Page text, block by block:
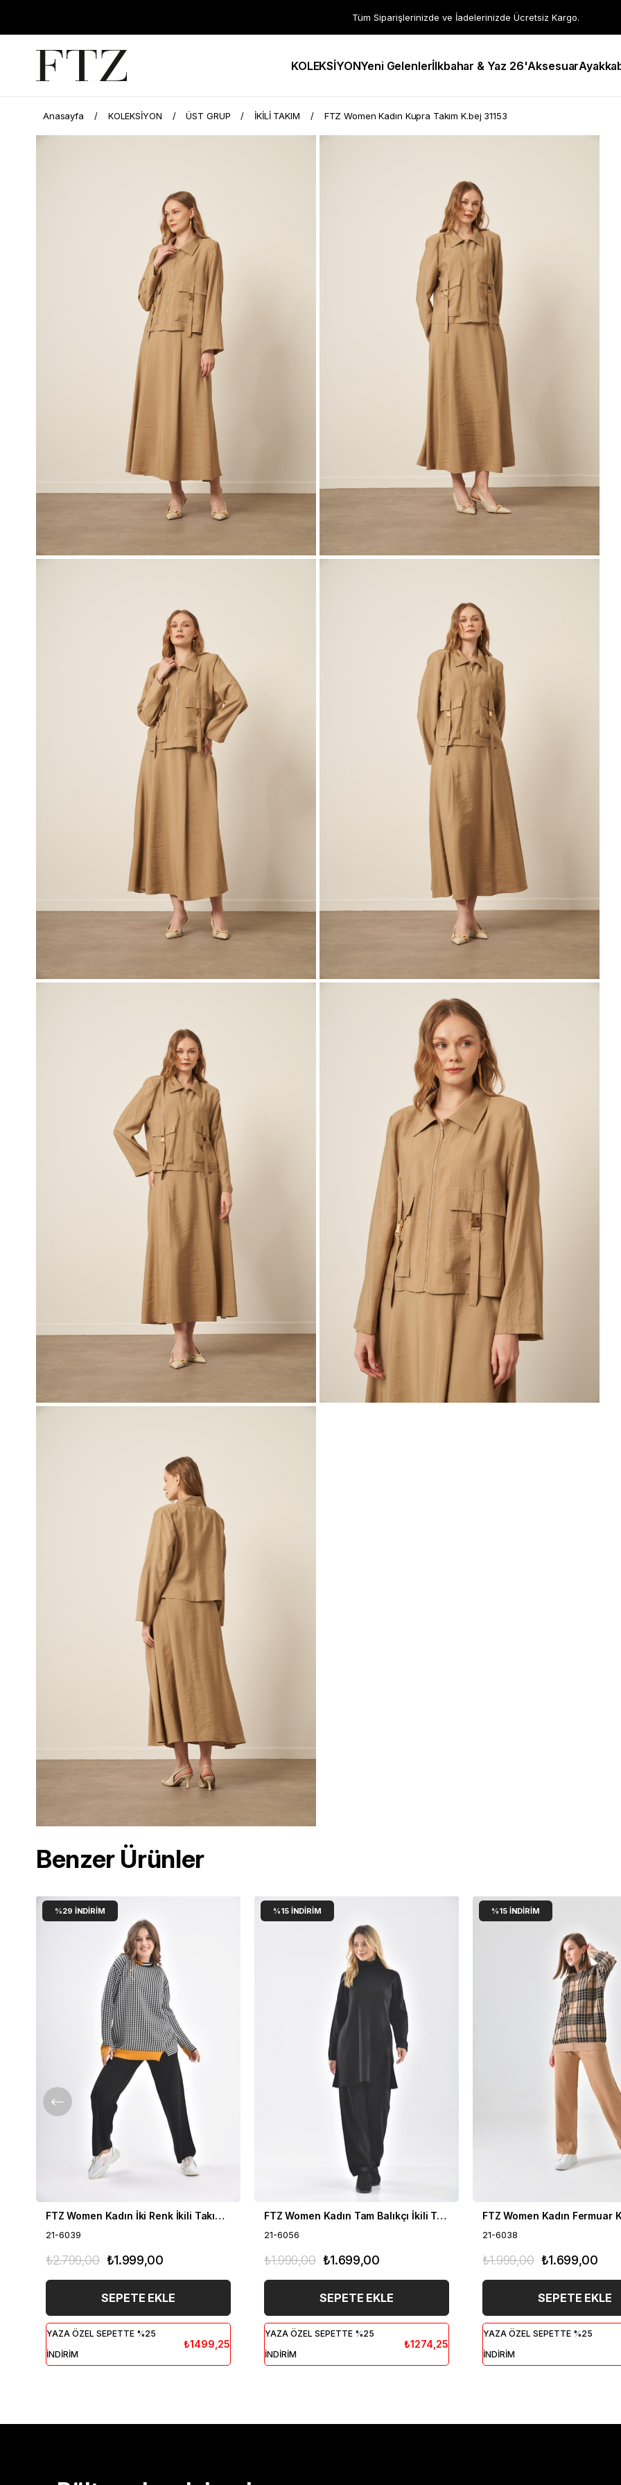
Tüm Siparişlerinizde ve İadelerinizde Ücretsiz Kargo.
KOLEKSİYONYeni Gelenlerİlkbahar & Yaz 26'Aksesuar
Anasayfa KOLEKSİYON ÜST GRUP İKİLİ TAKIM FTZ Women Kadın Kupra Takım K.bej 31153
Benzer Ürünler
FTZ Women Kadın İki Renk İkili Takım Siyah 21-6039
21-6039
₺1.999,00
₺2.799,00
SEPETE EKLE
YAZA ÖZEL SEPETTE %25
İNDİRİM
₺1499,25
%29 İNDIRIM
FTZ Women Kadın Tam Balıkçı İkili Takım Siyah 21-6056
21-6056
₺1.699,00
₺1.999,00
SEPETE EKLE
YAZA ÖZEL SEPETTE %25
İNDİRİM
₺1274,25
%15 İNDIRIM
21-6038
₺1.699,00
₺1.999,00
SEPETE EKLE
YAZA ÖZEL SEPETTE %25
İNDİRİM
%15 İNDIRIM